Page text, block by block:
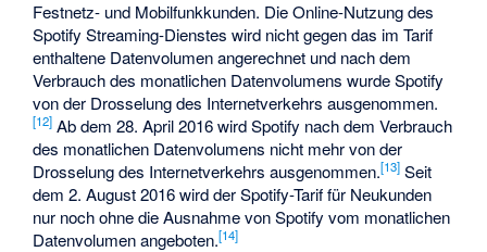
Festnetz- und Mobilfunkkunden. Die Online-Nutzung des
Spotify Streaming-Dienstes wird nicht gegen das im Tarif
enthaltene Datenvolumen angerechnet und nach dem
Verbrauch des monatlichen Datenvolumens wurde Spotify
von der Drosselung des Internetverkehrs ausgenommen.
[12] Ab dem 28. April 2016 wird Spotify nach dem Verbrauch
des monatlichen Datenvolumens nicht mehr von der
Drosselung des Internetverkehrs ausgenommen.[13] Seit
dem 2. August 2016 wird der Spotify-Tarif für Neukunden
nur noch ohne die Ausnahme von Spotify vom monatlichen
Datenvolumen angeboten.[14]